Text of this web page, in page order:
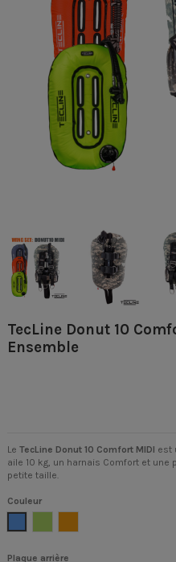
TecLine Donut 10
Ensemble
Le TecLine Donut 10 Comfort MIDI est
aile 10 kg, un harnais Comfort et une
petite taille.
Couleur
Plaque arrière